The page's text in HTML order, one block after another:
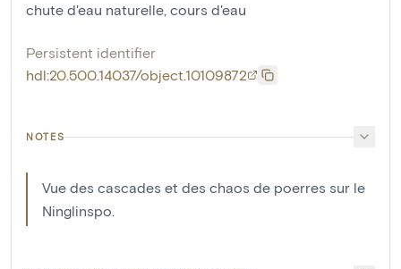
chute d'eau naturelle, cours d'eau
Persistent identifier
hdl:20.500.14037/object.10109872
NOTES
Vue des cascades et des chaos de poerres sur le
Ninglinspo.